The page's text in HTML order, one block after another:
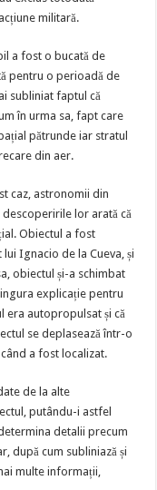
militară.
a fost o bucată de
pentru o perioadă de
subliniat faptul că
în urma sa, fapt care
pătrunde iar stratul
din aer.
caz, astronomii din
lor arată că
Obiectul a fost
Ignacio de la Cueva, și
obiectul și-a schimbat
explicație pentru
era autopropulsat și că
se deplasează într-o
a fost localizat.
de la alte
putându-i astfel
detalii precum
după cum subliniază și
multe informații,